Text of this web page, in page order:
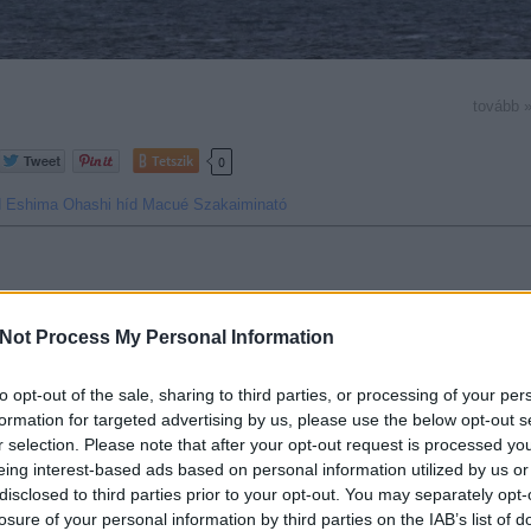
Process My Personal Information
opt-out of the sale, sharing to third parties, or processing of your
for targeted advertising by us, please use the below opt-out
selection. Please note that after your opt-out request is processed
interest-based ads based on personal information utilized by us
to third parties prior to your opt-out. You may separately
of your personal information by third parties on the IAB’s list of
tovább »
Tetszik 0
Eshima Ohashi híd Macué Szakaiminató
egy Oscar-díjas film főszereplője lenni? A japán Taidzsi (Taiji) azonban
számított, amikor 2009-ben a „The Cove” (Az Öböl) c. dokumentumfilm
Az viszont biztos, hogy az egyik legbrutálisabb öldöklésről van szó, amit
elkövethet, bár a japánok szerint ez teljesen természetes és a nyugati
kellene sepregetni.